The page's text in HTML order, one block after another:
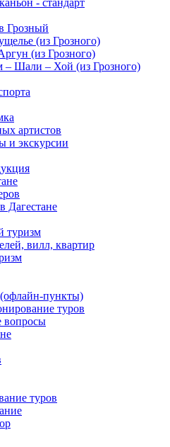
- стандарт
Грозный
(из Грозного)
(из Грозного)
– Шали – Хой (из Грозного)
артистов
и экскурсии
Дагестане
туризм
вилл, квартир
пункты)
туров
вопросы
туров